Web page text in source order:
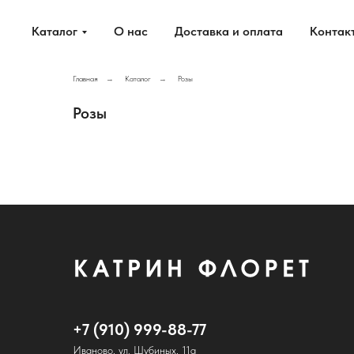
Каталог О нас Доставка и оплата
Главная → Каталог → Розы
Розы
+7 (910) 999-88-77
Иваново, ул. Шубиных, 11а